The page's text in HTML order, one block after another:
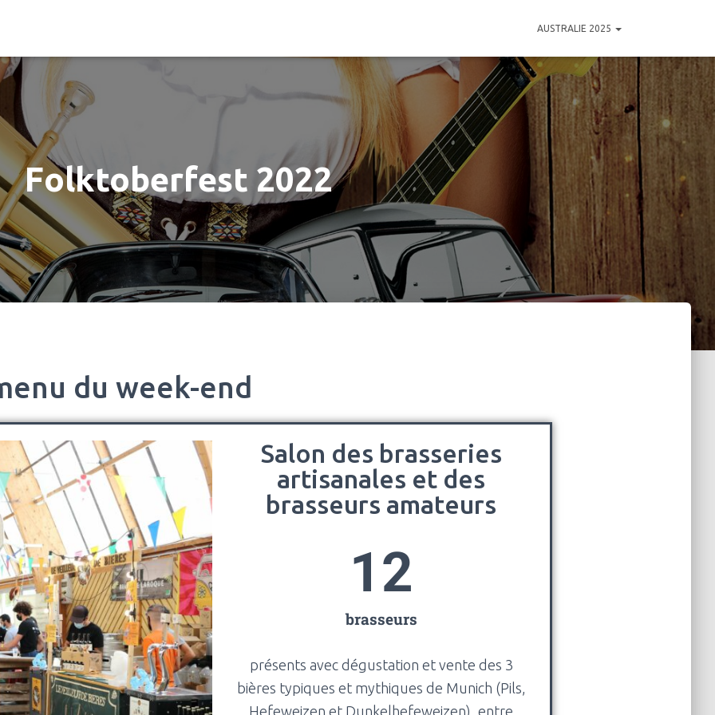
AUSTRALIE 2025
Folktoberfest 2022
du week-end
Salon des brasseries
artisanales et des
brasseurs amateurs
brasseurs
12
présents avec dégustation et vente des 3
bières typiques et mythiques de Munich (Pils,
Hefeweizen et Dunkelhefeweizen), entre